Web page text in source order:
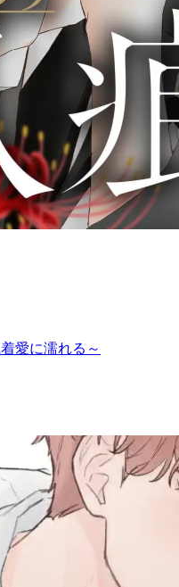
愛に濡れる～